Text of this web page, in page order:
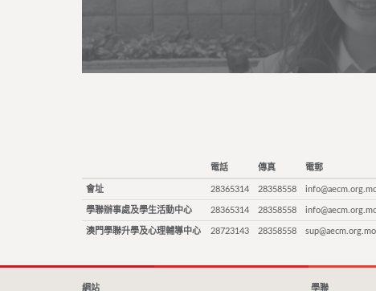
電話 傳真 電郵
會址 28365314 28358558
學聯辦事處及學生活動中心 28365314 28358558
澳門學聯升學及心理輔導中心 28723143 28358558 sup@aecm.org.mo
網站 學聯